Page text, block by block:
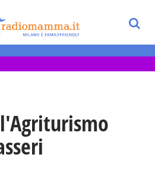
ragazzi e adolescenti
di Milano